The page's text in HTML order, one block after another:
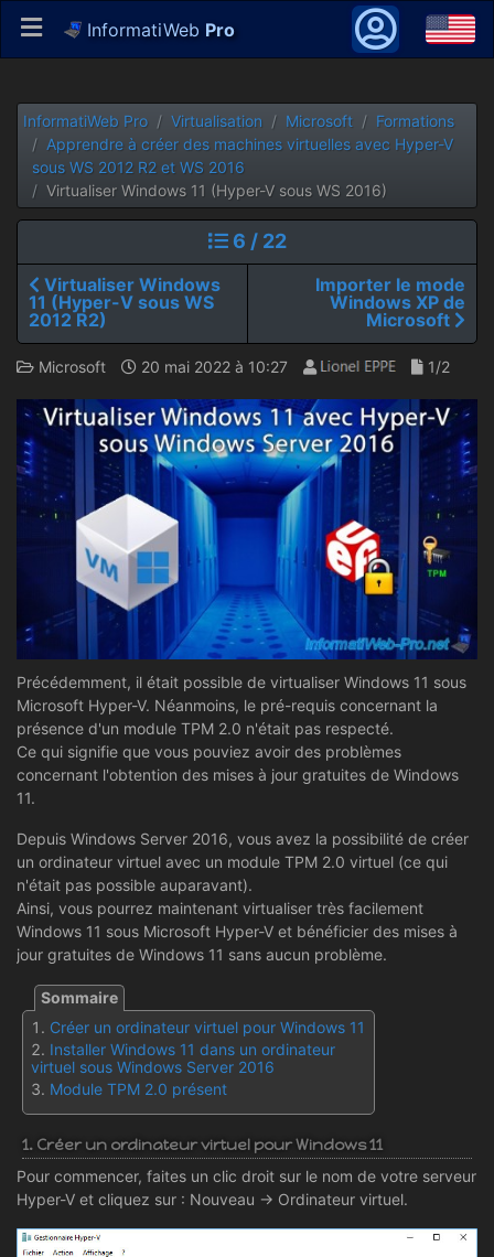
InformatiWeb Pro
InformatiWeb Pro Virtualisation Microsoft
Formations
Apprendre à créer des machines virtuelles avec Hyper-V
sous WS 2012 R2 et WS 2016
Virtualiser Windows 11 (Hyper-V sous WS 2016)
6 / 22
Virtualiser Windows
11 (Hyper-V sous WS
2012 R2)
Importer le mode
Windows XP de
Microsoft
Microsoft 20 mai 2022 à 10:27 1/2
Précédemment, il était possible de virtualiser Windows 11 sous
Microsoft Hyper-V. Néanmoins, le pré-requis concernant la
présence d'un module TPM 2.0 n'était pas respecté.
Ce qui signifie que vous pouviez avoir des problèmes
concernant l'obtention des mises à jour gratuites de Windows
11.
Depuis Windows Server 2016, vous avez la possibilité de créer
un ordinateur virtuel avec un module TPM 2.0 virtuel (ce qui
n'était pas possible auparavant).
Ainsi, vous pourrez maintenant virtualiser très facilement
Windows 11 sous Microsoft Hyper-V et bénéficier des mises à
jour gratuites de Windows 11 sans aucun problème.
Créer un ordinateur virtuel pour Windows 11
Installer Windows 11 dans un ordinateur
virtuel sous Windows Server 2016
Module TPM 2.0 présent
1. Créer un ordinateur virtuel pour Windows 11
Pour commencer, faites un clic droit sur le nom de votre serveur
Hyper-V et cliquez sur : Nouveau -> Ordinateur virtuel.